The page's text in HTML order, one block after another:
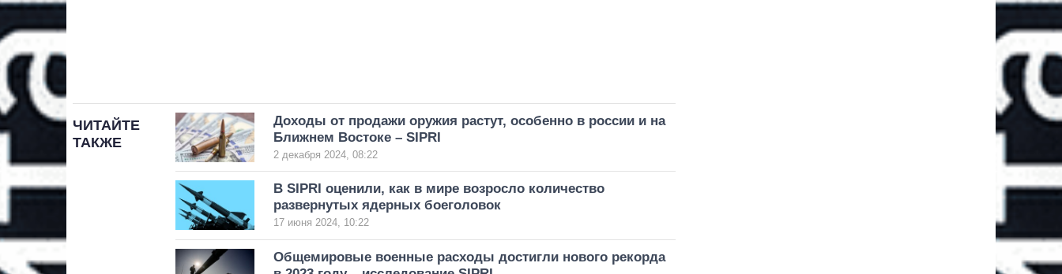
ЧИТАЙТЕ
ТАКЖЕ
Доходы от продажи оружия растут, особенно в россии и на
Ближнем Востоке – SIPRI
2 декабря 2024, 08:22
В SIPRI оценили, как в мире возросло количество
развернутых ядерных боеголовок
17 июня 2024, 10:22
Общемировые военные расходы достигли нового рекорда